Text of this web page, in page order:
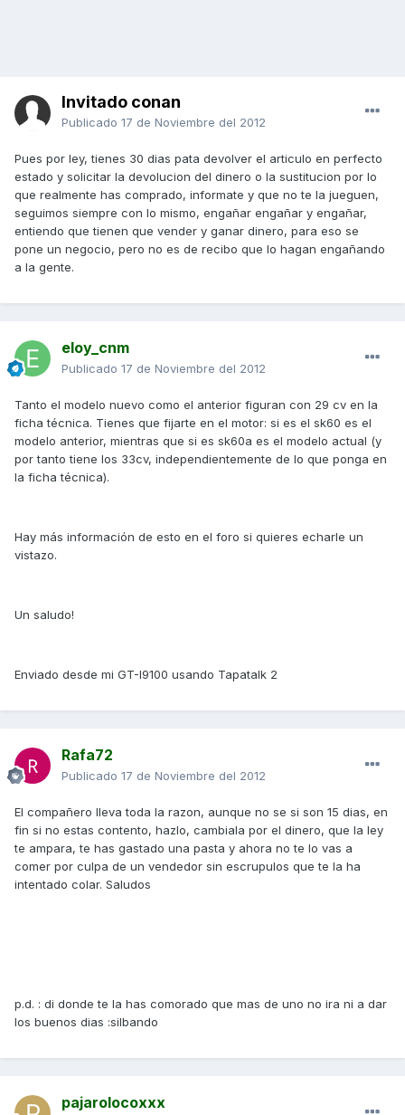
Invitado conan
Publicado 17 de Noviembre del 2012
Pues por ley, tienes 30 dias pata devolver el articulo en perfecto
estado y solicitar la devolucion del dinero o la sustitucion por lo
que realmente has comprado, informate y que no te la jueguen,
seguimos siempre con lo mismo, engañar engañar y engañar,
entiendo que tienen que vender y ganar dinero, para eso se
pone un negocio, pero no es de recibo que lo hagan engañando
a la gente.
eloy_cnm
Publicado 17 de Noviembre del 2012
Tanto el modelo nuevo como el anterior figuran con 29 cv en la
ficha técnica. Tienes que fijarte en el motor: si es el sk60 es el
modelo anterior, mientras que si es sk60a es el modelo actual (y
por tanto tiene los 33cv, independientemente de lo que ponga en
la ficha técnica).
Hay más información de esto en el foro si quieres echarle un
vistazo.
Un saludo!
Enviado desde mi GT-I9100 usando Tapatalk 2
Rafa72
Publicado 17 de Noviembre del 2012
El compañero lleva toda la razon, aunque no se si son 15 dias, en
fin si no estas contento, hazlo, cambiala por el dinero, que la ley
te ampara, te has gastado una pasta y ahora no te lo vas a
comer por culpa de un vendedor sin escrupulos que te la ha
intentado colar. Saludos
p.d. : di donde te la has comorado que mas de uno no ira ni a dar
los buenos dias :silbando
pajarolocoxxx